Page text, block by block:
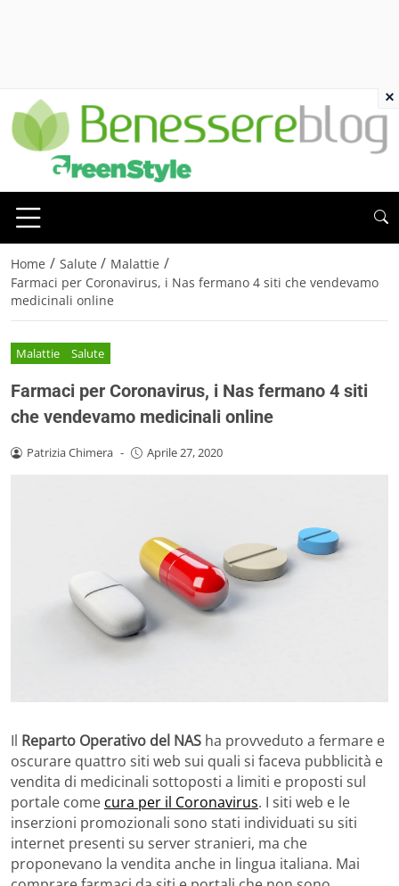
Home / Salute / Malattie /
Farmaci per Coronavirus, i Nas fermano 4 siti che vendevamo
medicinali online
Malattie Salute
Farmaci per Coronavirus, i Nas fermano 4 siti
che vendevamo medicinali online
Patrizia Chimera - Aprile 27, 2020
Il Reparto Operativo del NAS ha provveduto a fermare e
oscurare quattro siti web sui quali si faceva pubblicità e
vendita di medicinali sottoposti a limiti e proposti sul
portale come cura per il Coronavirus. I siti web e le
inserzioni promozionali sono stati individuati su siti
internet presenti su server stranieri, ma che
proponevano la vendita anche in lingua italiana. Mai
×